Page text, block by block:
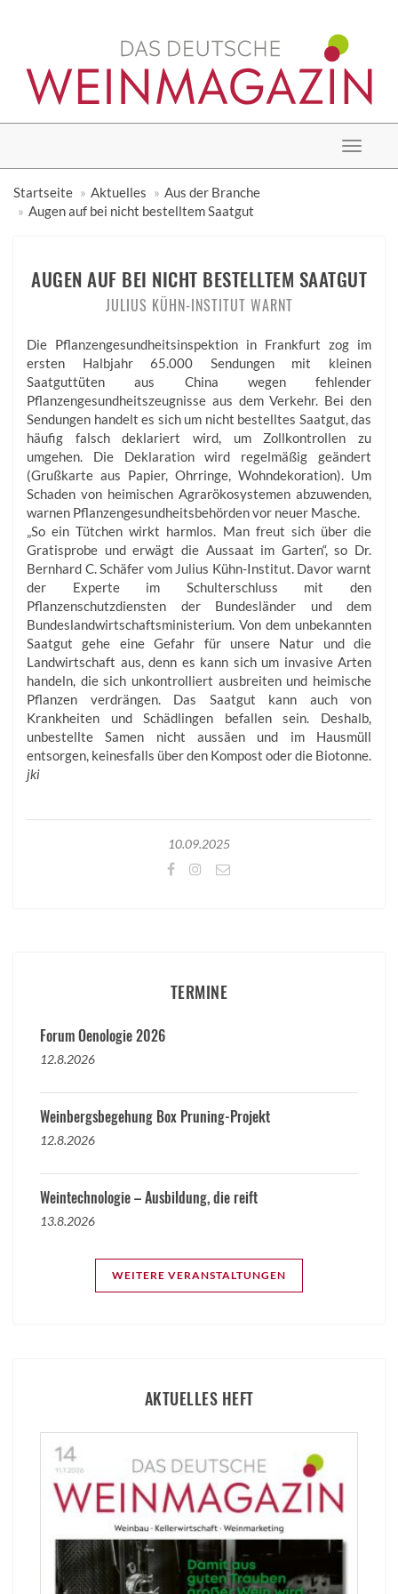
Toggle
Startseite
Aktuelles
Aus der Branche
Augen auf bei nicht bestelltem Saatgut
AUGEN AUF BEI NICHT BESTELLTEM SAATGUT
JULIUS KÜHN-INSTITUT WARNT
Die Pflanzengesundheitsinspektion in Frankfurt zog im
ersten Halbjahr 65.000 Sendungen mit kleinen
Saatguttüten aus China wegen fehlender
Pflanzengesundheitszeugnisse aus dem Verkehr. Bei den
Sendungen handelt es sich um nicht bestelltes Saatgut, das
häufig falsch deklariert wird, um Zollkontrollen zu
umgehen. Die Deklaration wird regelmäßig geändert
(Grußkarte aus Papier, Ohrringe, Wohndekoration). Um
Schaden von heimischen Agrarökosys­temen abzuwenden,
warnen Pflanzengesundheitsbehörden vor neuer Masche.
„So ein Tütchen wirkt harmlos. Man freut sich über die
Gratisprobe und erwägt die Aussaat im Garten“, so Dr.
Bernhard C. Schäfer vom Julius Kühn-Institut. Davor warnt
der Experte im Schulterschluss mit den
Pflanzenschutzdiensten der Bundesländer und dem
Bundeslandwirtschaftsministerium. Von dem unbekannten
Saatgut gehe eine Gefahr für unsere Natur und die
Landwirtschaft aus, denn es kann sich um invasive Arten
handeln, die sich unkontrolliert ausbreiten und heimische
Pflanzen verdrängen. Das Saatgut kann auch von
Krankheiten und Schädlingen befallen sein. Deshalb,
unbestellte Samen nicht aussäen und im Hausmüll
entsorgen, keinesfalls über den Kompost oder die Biotonne.
jki
10.09.2025
TERMINE
Forum Oenologie 2026
12.8.2026
Weinbergsbegehung Box Pruning-Projekt
12.8.2026
Weintechnologie – Ausbildung, die reift
13.8.2026
WEITERE VERANSTALTUNGEN
AKTUELLES HEFT